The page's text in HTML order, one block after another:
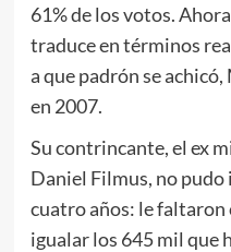
61% de los votos.
traduce en términos
a que padrón se
en 2007.
Su contrincante, el ex
Daniel Filmus, no pudo
cuatro años: le faltaron
igualar los 645 mil que